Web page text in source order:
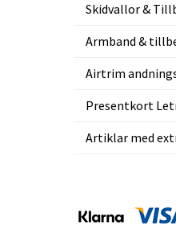
Skidvallor &
Armband &
Airtrim
Presentkort
Artiklar med